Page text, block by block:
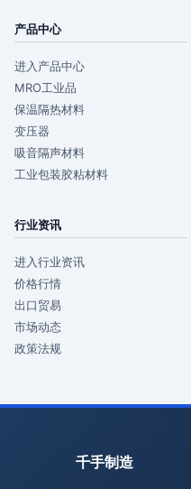
产品中心
进入产品中心
MRO工业品
保温隔热材料
变压器
吸音隔声材料
工业包装胶粘材料
行业资讯
进入行业资讯
价格行情
出口贸易
市场动态
政策法规
千手制造